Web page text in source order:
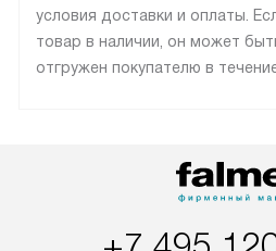
условия доставки и оплаты.
товар в наличии, он может
отгружен покупателю в
оплачивается дополнительно.
Возможна доставка товаров